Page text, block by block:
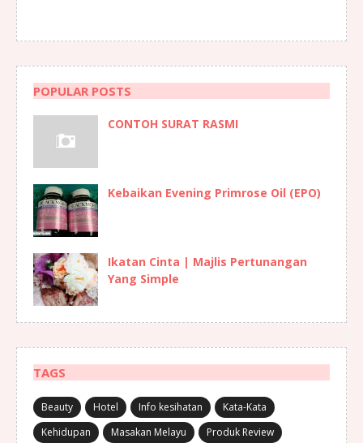
POPULAR POSTS
CONTOH SURAT RASMI
Kebaikan Evening Primrose Oil (EPO)
Ikatan Cinta | Majlis Pertunangan
Yang Simple
TAGS
Beauty Hotel Info kesihatan
Kata-Kata
Kehidupan
Masakan Melayu
Produk Review